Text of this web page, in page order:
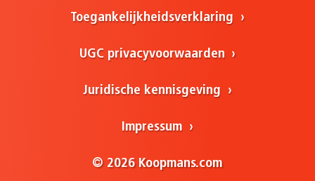
Toegankelijkheidsverklaring
UGC privacyvoorwaarden
Juridische kennisgeving
Impressum
© 2026 Koopmans.com